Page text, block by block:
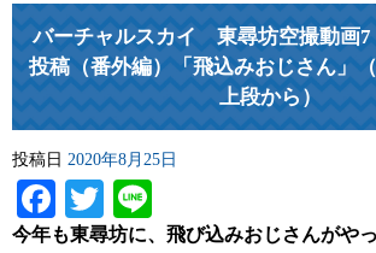
バーチャルスカイ 東尋坊空撮動画
投稿（番外編）「飛込みおじさん」
上段から）
投稿日 2020年8月25日
Facebook
Twitter
今年も東尋坊に、飛び込みおじさんがや